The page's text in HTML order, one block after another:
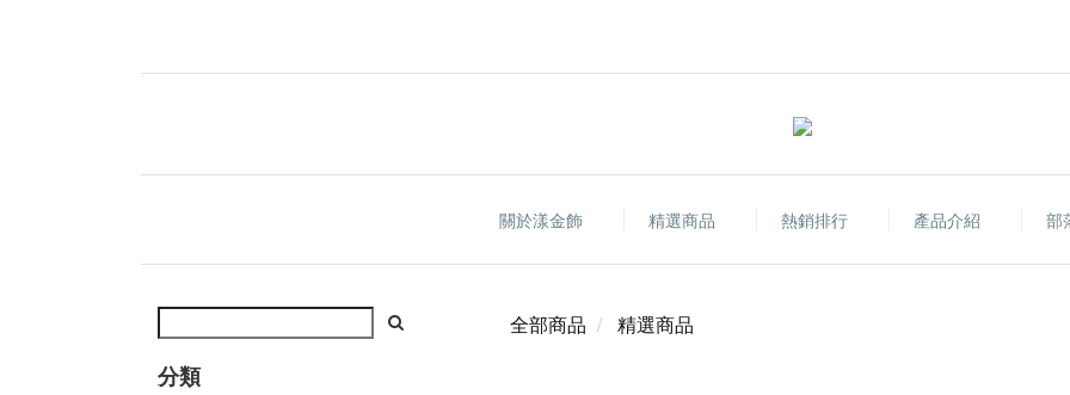
關於漾金飾 精選商品 熱銷排行 產品介紹 部
分類
全部商品 精選商品